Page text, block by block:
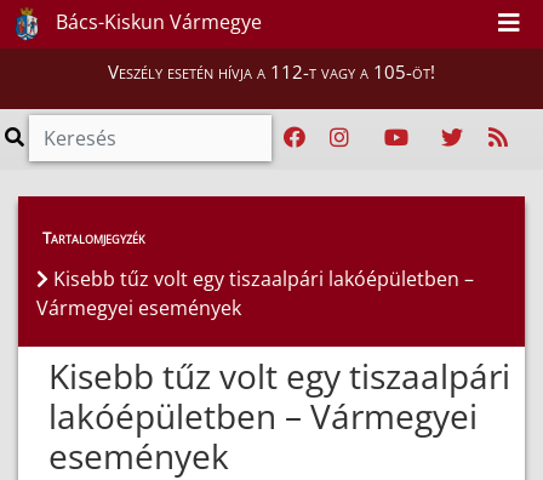
Bács-Kiskun Vármegye
Veszély esetén hívja a 112-t vagy a 105-öt!
Híreink > Hírek
Tartalomjegyzék
Kisebb tűz volt egy tiszaalpári lakóépületben –
Vármegyei események
Kisebb tűz volt egy tiszaalpári
lakóépületben – Vármegyei
események